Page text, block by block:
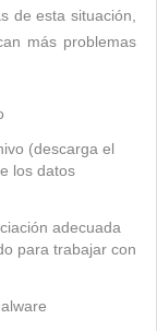
de esta situación,
más problemas
(descarga el
los datos
adecuada
para trabajar con